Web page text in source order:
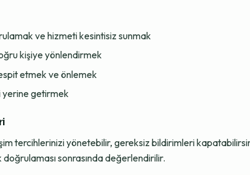
ve hizmeti kesintisiz sunmak
kişiye yönlendirmek
etmek ve önlemek
yerine getirmek
tercihlerinizi yönetebilir, gereksiz bildirimleri
doğrulaması sonrasında değerlendirilir.